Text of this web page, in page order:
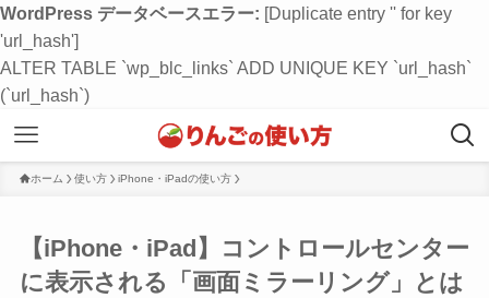
WordPress データベースエラー: [Duplicate entry '' for key
'url_hash']
ALTER TABLE `wp_blc_links` ADD UNIQUE KEY `url_hash`
(`url_hash`)
ホーム 使い方 iPhone・iPadの使い方
【iPhone・iPad】コントロールセンター
に表示される「画面ミラーリング」とは